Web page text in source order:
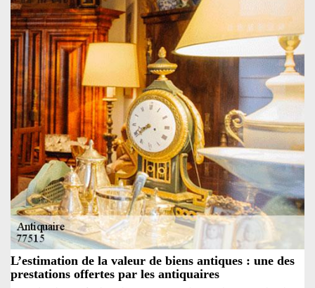
L’estimation de la valeur de biens antiques : une des
prestations offertes par les antiquaires